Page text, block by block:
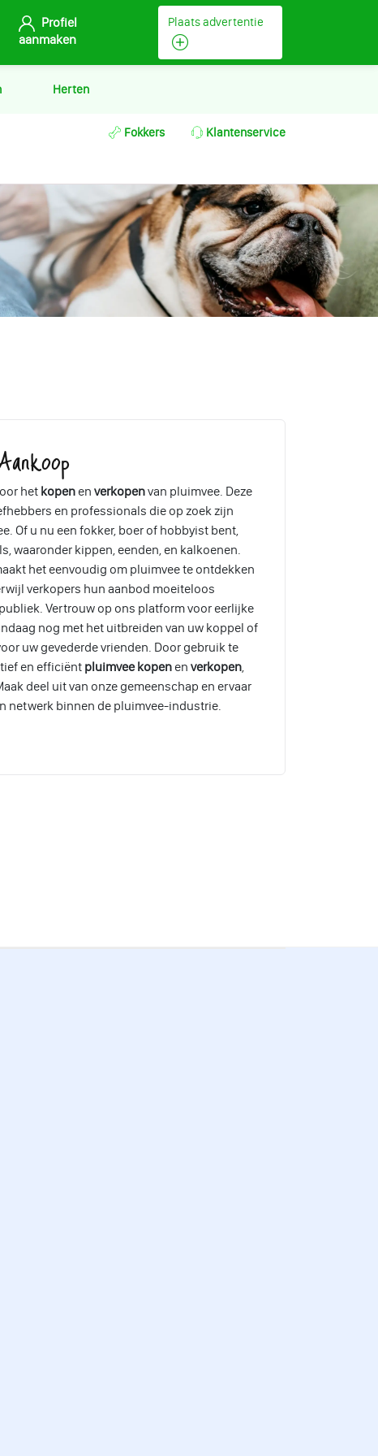
Profiel
aanmaken
Plaats advertentie
Herten
Fokkers Klantenservice
het kopen enverkopenvan pluimvee. Deze
en professionals die op zoek zijn
Of u nu een fokker, boer of hobbyist bent,
waaronder kippen, eenden, en kalkoenen.
het eenvoudig om pluimvee te ontdekken
verkopers hun aanbod moeiteloos
Vertrouw op ons platform voor eerlijke
nog met het uitbreiden van uw koppel of
uw gevederde vrienden. Door gebruik te
en efficiënt pluimvee kopen enverkopen,
deel uit van onze gemeenschap en ervaar
netwerk binnen de pluimvee-industrie.